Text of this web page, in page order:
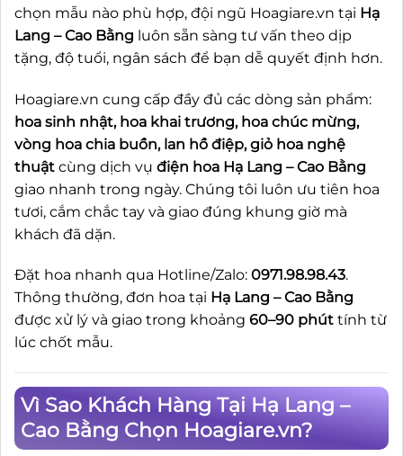
chọn mẫu nào phù hợp, đội ngũ Hoagiare.vn tại Hạ
Lang – Cao Bằng luôn sẵn sàng tư vấn theo dịp
tặng, độ tuổi, ngân sách để bạn dễ quyết định hơn.
Hoagiare.vn cung cấp đầy đủ các dòng sản phẩm:
hoa sinh nhật, hoa khai trương, hoa chúc mừng,
vòng hoa chia buồn, lan hồ điệp, giỏ hoa nghệ
thuật cùng dịch vụ điện hoa Hạ Lang – Cao Bằng
giao nhanh trong ngày. Chúng tôi luôn ưu tiên hoa
tươi, cắm chắc tay và giao đúng khung giờ mà
khách đã dặn.
Đặt hoa nhanh qua Hotline/Zalo: 0971.98.98.43.
Thông thường, đơn hoa tại Hạ Lang – Cao Bằng
được xử lý và giao trong khoảng 60–90 phút tính từ
lúc chốt mẫu.
Vì Sao Khách Hàng Tại Hạ Lang –
Cao Bằng Chọn Hoagiare.vn?